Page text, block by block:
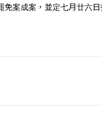
免案成案，並定七月廿六